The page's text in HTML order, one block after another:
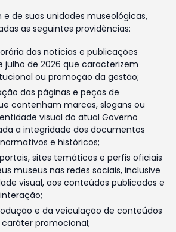
de suas unidades museológicas,
as seguintes providências:
das notícias e publicações
julho de 2026 que caracterizem
ou promoção da gestão;
das páginas e peças de
contenham marcas, slogans ou
visual do atual Governo
a integridade dos documentos
e históricos;
sites temáticos e perfis oficiais
museus nas redes sociais, inclusive
visual, aos conteúdos publicados e
e da veiculação de conteúdos
promocional;